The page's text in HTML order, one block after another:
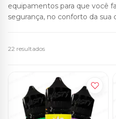
equipamentos para que você
segurança, no conforto da sua
22 resultados